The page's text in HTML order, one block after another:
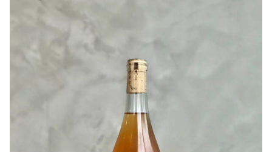
には足りず、同じくNecoシリーズのスパークリングワイン
数種類の特徴の異なるデラウエアを使用することとなった
ため、醸し期間をそれぞれのブドウに合わせて変え、熟成
容器もアンフォラと古樽をミックスさせたことで、とても
複雑な味わいに仕上がりました。
2021年ヴィンテージの風間さんのデラウエアとは、もちろ
ん雰囲気が異なりますが、それもそれでとても面白い結果
色味は少し澱がらみのレモンイエローで、開栓と同時にフ
ルーティーな香りが広がります！
ネオマスカットの甘やかな香りとスチューベンのボリュー
ムある果実味、ジューシーな後味がとても癖になります。
飲めば飲むほどにうま味が増していき、爽快感のある酸味
がバランス良く仕上げいます。
キンキンに冷やして気軽に楽しんでほしい一本です(^^)